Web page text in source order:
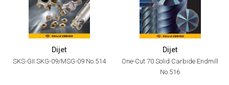
Dijet
SKS-GII SKG-09/MSG-09 No.514
Dijet
One-Cut 70 Solid Carbide Endmill
No.516